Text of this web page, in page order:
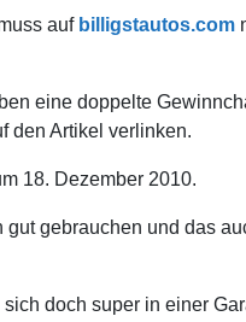
auf billigstautos.com
eine doppelte
den Artikel verlinken.
18. Dezember 2010.
gut gebrauchen und das
doch super in einer